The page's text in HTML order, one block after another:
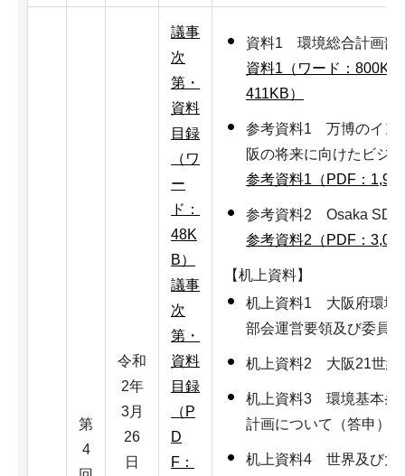
第
4
令和
2年
3月
26
日
議事
次
第・
資料
目録
（ワ
ー
ド：
48K
B）
議事
次
第・
資料
目録
（P
D
F：
資料1 環境総合計画部
資料1（ワード：800KB
411KB）
参考資料1 万博のイン
阪の将来に向けたビジ
参考資料1（PDF：
参考資料2 Osaka
参考資料2（PDF：
【机上資料】
机上資料1 大阪府環境
部会運営要領及び委員
机上資料2 大阪21世紀
机上資料3 環境基本条
計画について（答申）
机上資料4 世界及び大